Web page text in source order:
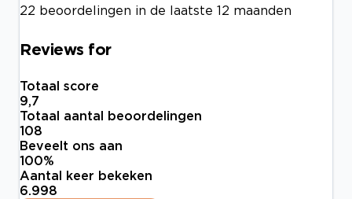
22 beoordelingen in de laatste 12 maanden
Reviews for
Totaal score
9,7
Totaal aantal beoordelingen
108
Beveelt ons aan
100%
Aantal keer bekeken
6.998